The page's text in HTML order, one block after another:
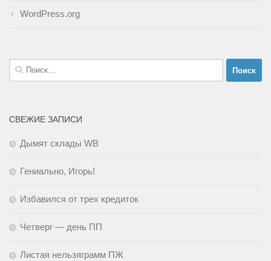
WordPress.org
Найти:
СВЕЖИЕ ЗАПИСИ
Дымят склады WB
Гениально, Игорь!
Избавился от трех кредиток
Четверг — день ПП
Листая нельзяграмм ПЖ